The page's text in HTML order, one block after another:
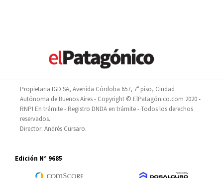
Propietaria IGD SA, Avenida Córdoba 657, 7° piso, Ciudad
Autónoma de Buenos Aires - Copyright © ElPatagónico.com 2020 -
RNPI En trámite - Registro DNDA en trámite - Todos los derechos
reservados.
Director: Andrés Cursaro.
Edición N° 9685